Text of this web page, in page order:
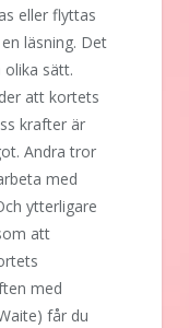
eller flyttas
läsning. Det
sätt.
att kortets
krafter är
Andra tror
med
ytterligare
att
med
får du